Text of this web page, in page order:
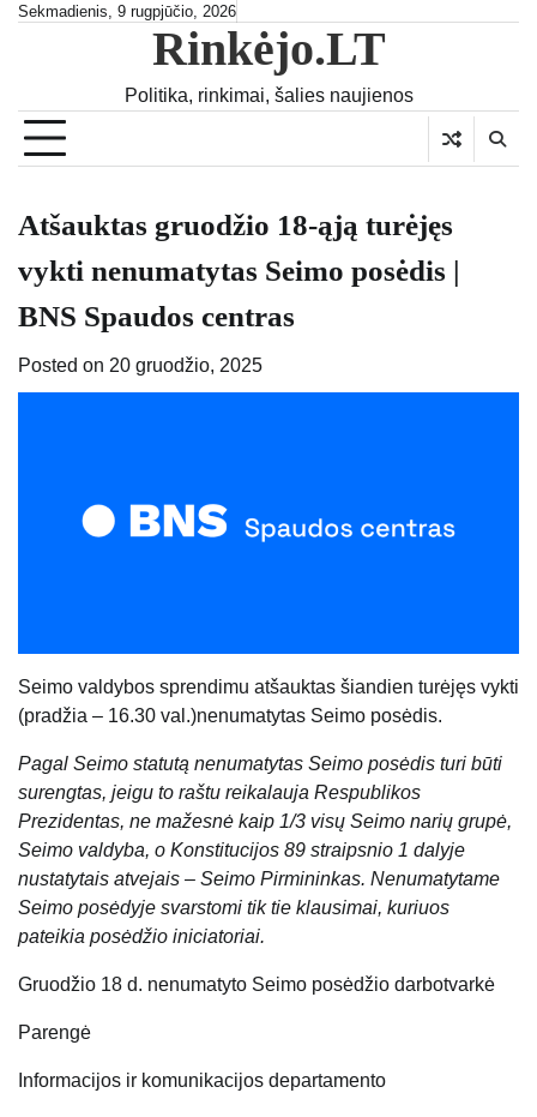
SkipSekmadienis, 9 rugpjūčio, 2026
Rinkėjo.LT
Politika, rinkimai, šalies naujienos
Atšauktas gruodžio 18-ąją turėjęs
vykti nenumatytas Seimo posėdis |
BNS Spaudos centras
Posted on 20 gruodžio, 2025
Seimo valdybos sprendimu atšauktas šiandien turėjęs vykti
(pradžia – 16.30 val.)nenumatytas Seimo posėdis.
Pagal Seimo statutą nenumatytas Seimo posėdis turi būti
surengtas, jeigu to raštu reikalauja Respublikos
Prezidentas, ne mažesnė kaip 1/3 visų Seimo narių grupė,
Seimo valdyba, o Konstitucijos 89 straipsnio 1 dalyje
nustatytais atvejais – Seimo Pirmininkas. Nenumatytame
Seimo posėdyje svarstomi tik tie klausimai, kuriuos
pateikia posėdžio iniciatoriai.
Gruodžio 18 d. nenumatyto Seimo posėdžio darbotvarkė
Parengė
Informacijos ir komunikacijos departamento